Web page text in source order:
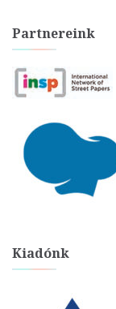
Partnereink
Kiadónk